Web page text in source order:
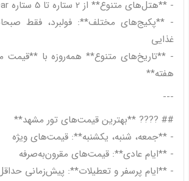
- **هتل‌های متنوع** از 2 ستاره تا 5 ستاره near حرم
- **پکیج‌های مختلف**: فولبرد، فقط
غذایی
- **تاریخ‌های متنوع** همه‌روزه با **قیمت
هفته**
---
## ???? **بهترین قیمت‌های تور مشهد**
- **جمعه، شنبه، یکشنبه**: قیمت‌های ویژه
- **ایام عادی**: قیمت‌های مقرون‌به‌صرفه
- **ایام پرسفر و تعطیلات**: پیش‌زمانی حداقل 2